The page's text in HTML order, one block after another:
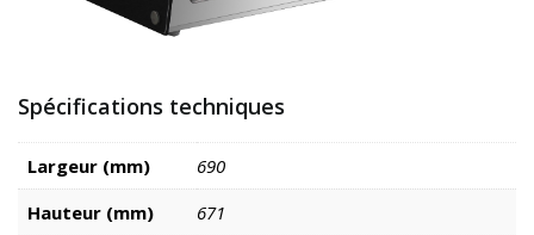
Spécifications techniques
Largeur (mm)
690
Hauteur (mm)
671